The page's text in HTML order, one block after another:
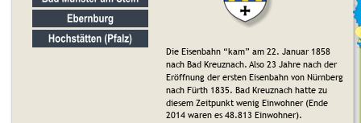
Die Eisenbahn “kam” am 22. Januar 1858
nach Bad Kreuznach. Also 23 Jahre nach der
Eröffnung der ersten Eisenbahn von Nürnberg
nach Fürth 1835. Bad Kreuznach hatte zu
diesem Zeitpunkt wenig Einwohner (Ende
2014 waren es 48.813 Einwohner).